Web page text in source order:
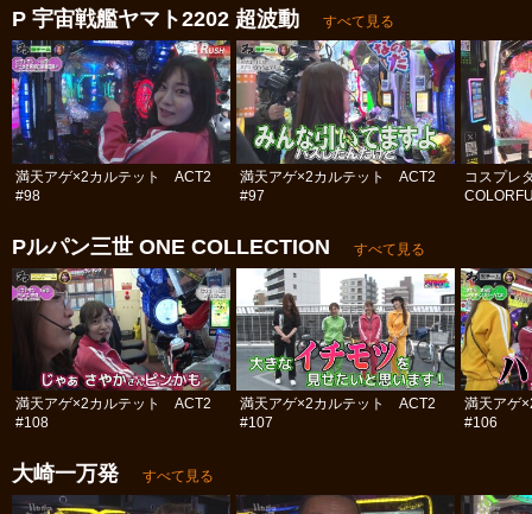
P 宇宙戦艦ヤマト2202 超波動 すべて見る
満天アゲ×2カルテット ACT2
#98
満天アゲ×2カルテット ACT2
#97
コスプレ
Pルパン三世 ONE COLLECTION すべて見る
満天アゲ×2カルテット ACT2
#108
満天アゲ×2カルテット ACT2
#107
満天アゲ
#106
大崎一万発 すべて見る